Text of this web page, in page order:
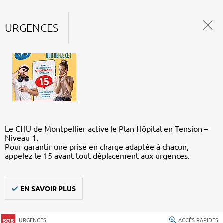
URGENCES
Le CHU de Montpellier active le Plan Hôpital en Tension –
Niveau 1.
Pour garantir une prise en charge adaptée à chacun,
appelez le 15 avant tout déplacement aux urgences.
EN SAVOIR PLUS
URGENCES ACCÈS RAPIDES